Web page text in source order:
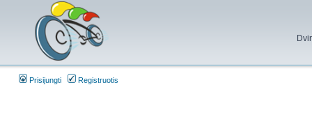
Prisijungti Registruotis